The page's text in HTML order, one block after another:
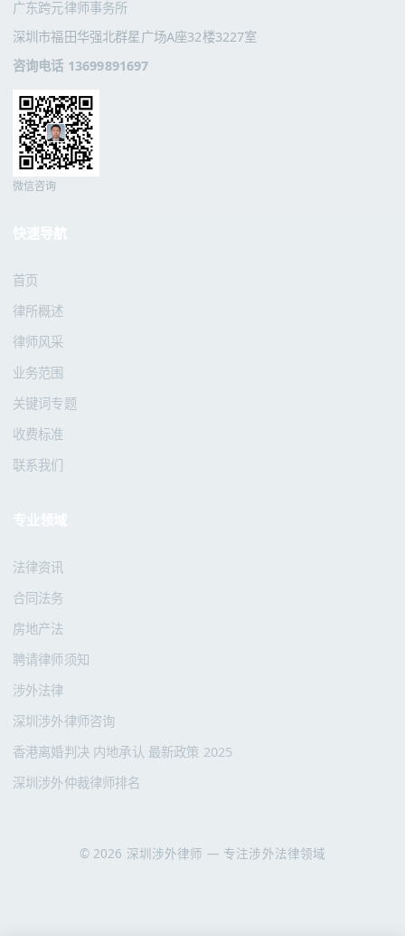
广东跨元律师事务所
深圳市福田华强北群星广场A座32楼3227室
咨询电话 13699891697
微信咨询
首页
律所概述
律师风采
业务范围
关键词专题
收费标准
联系我们
法律资讯
合同法务
房地产法
聘请律师须知
涉外法律
深圳涉外律师咨询
香港离婚判决 内地承认 最新政策 2025
深圳涉外仲裁律师排名
© 2026 深圳涉外律师 — 专注涉外法律领域